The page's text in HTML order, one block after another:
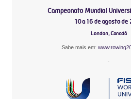
Campeonato Mundial
10 a 16 de agosto de
London, Canadá
Sabe mais em:
-